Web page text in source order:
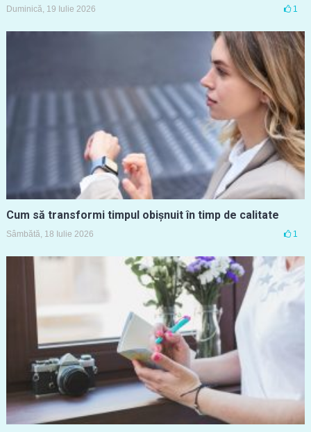
Duminică, 19 Iulie 2026 1
Cum să transformi timpul obișnuit în timp de calitate
Sâmbătă, 18 Iulie 2026 1